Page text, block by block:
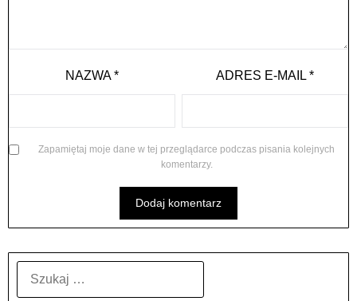
NAZWA* ADRES E-MAIL*
Zapamiętaj moje dane w tej przeglądarce podczas pisania kolejnych
komentarzy.